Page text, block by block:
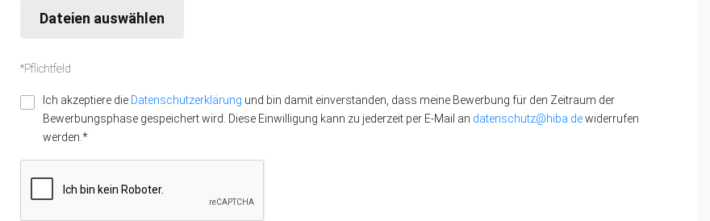
Dateien auswählen
*Pflichtfeld
Ich akzeptiere die Datenschutzerklärung und bin damit einverstanden, dass meine Bewerbung für den Zeitraum der
Bewerbungsphase gespeichert wird. Diese Einwilligung kann zu jederzeit per E-Mail an datenschutz@hiba.dewiderrufen
werden.*